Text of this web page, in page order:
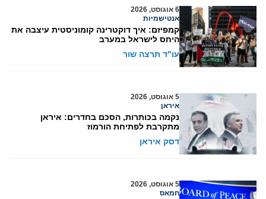
6 אוגוסט, 2026
אנטישמיות
קמפיזם: איך דוקטרינה קומוניסטית עיצבה את
היחס לישראל במערב
עו"ד תרצה שור
5 אוגוסט, 2026
איראן
נקמה בכותרות, הסכם בחדרים: איראן
מתקרבת לפתיחת הורמוז
דסק איראן
5 אוגוסט, 2026
חמאס